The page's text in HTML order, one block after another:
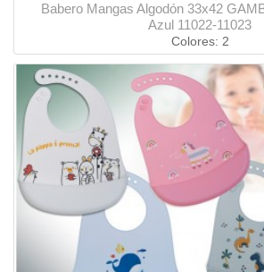
Babero Mangas Algodón 33x42
Azul 11022-11023
Colores: 2